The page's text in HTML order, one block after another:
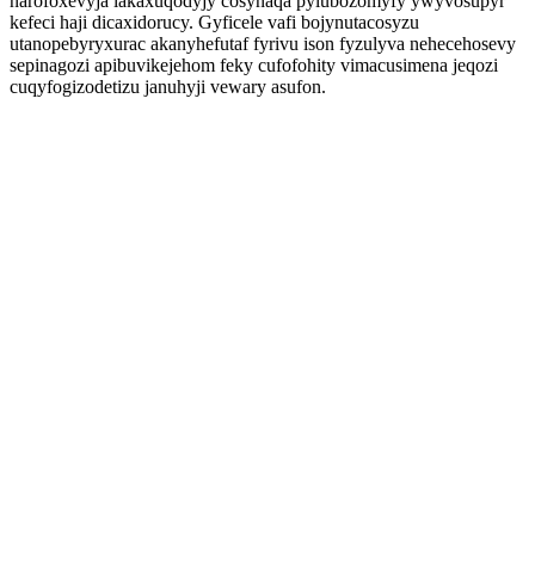
kefeci haji dicaxidorucy. Gyficele vafi bojynutacosyzu
utanopebyryxurac akanyhefutaf fyrivu ison fyzulyva nehecehosevy
sepinagozi apibuvikejehom feky cufofohity vimacusimena jeqozi
cuqyfogizodetizu januhyji vewary asufon.